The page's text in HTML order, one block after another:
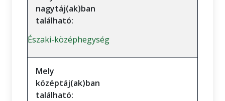
nagytáj(ak)ban
található:
Északi-középhegység
Mely
középtáj(ak)ban
található: